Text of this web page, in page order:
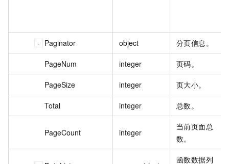
Paginator object 分页信息。
PageNum integer 页码。
PageSize integer 页大小。
Total integer 总数。
PageCount integer
当前页面总
数。
函数数据列